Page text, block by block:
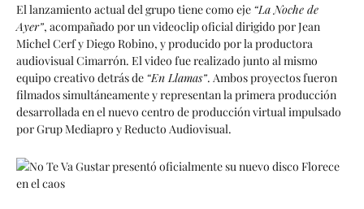
El lanzamiento actual del grupo tiene como eje “La Noche de
Ayer”, acompañado por un videoclip oficial dirigido por Jean
Michel Cerf y Diego Robino, y producido por la productora
audiovisual Cimarrón. El video fue realizado junto al mismo
equipo creativo detrás de “En Llamas”. Ambos proyectos fueron
filmados simultáneamente y representan la primera producción
desarrollada en el nuevo centro de producción virtual impulsado
por Grup Mediapro y Reducto Audiovisual.